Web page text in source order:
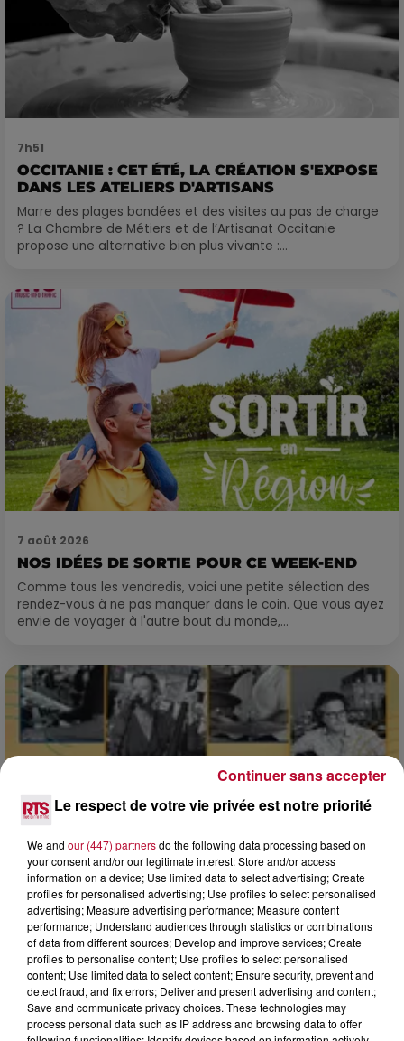
7h51
OCCITANIE : CET ÉTÉ, LA CRÉATION S'EXPOSE
DANS LES ATELIERS D'ARTISANS
Marre des plages bondées et des visites au pas de charge
? La Chambre de Métiers et de l’Artisanat Occitanie
propose une alternative bien plus vivante :...
7 août 2026
NOS IDÉES DE SORTIE POUR CE WEEK-END
Comme tous les vendredis, voici une petite sélection des
rendez-vous à ne pas manquer dans le coin. Que vous ayez
envie de voyager à l'autre bout du monde,...
7 août 2026
DINER CONCERT À LA MJC DE MARSEILLAN
Le respect de votre vie privée est notre priorité
We and our (447) partnersdo the following data processing based on
your consent and/or our legitimate interest: Store and/or access
information on a device; Use limited data to select advertising; Create
profiles for personalised advertising; Use profiles to select personalised
advertising; Measure advertising performance; Measure content
performance; Understand audiences through statistics or combinations
of data from different sources; Develop and improve services; Create
profiles to personalise content; Use profiles to select personalised
content; Use limited data to select content; Ensure security, prevent and
detect fraud, and fix errors; Deliver and present advertising and content;
Save and communicate privacy choices. These technologies may
process personal data such as IP address and browsing data to offer
Continuer sans accepter